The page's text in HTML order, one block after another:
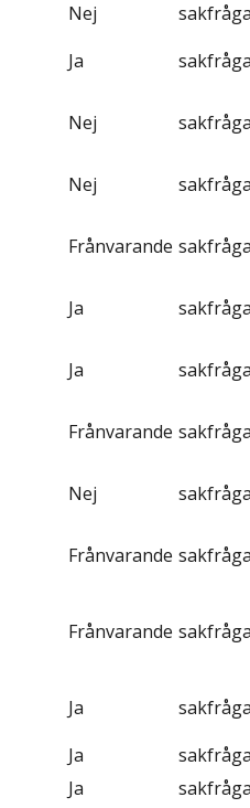
Nej
Ja
Nej
Nej
Frånvarande
Ja
Ja
Frånvarande
Nej
Frånvarande
Frånvarande
Ja
Ja
Ja